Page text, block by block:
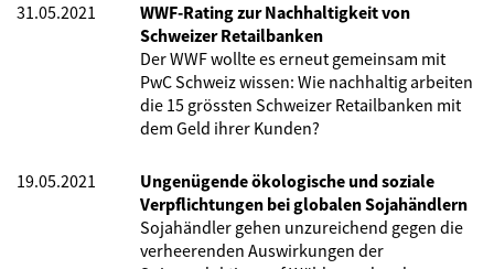
31.05.2021
WWF-Rating zur Nachhaltigkeit von
Schweizer Retailbanken
Der WWF wollte es erneut gemeinsam mit
PwC Schweiz wissen: Wie nachhaltig arbeiten
die 15 grössten Schweizer Retailbanken mit
dem Geld ihrer Kunden?
19.05.2021
Ungenügende ökologische und soziale
Verpflichtungen bei globalen Sojahändlern
Sojahändler gehen unzureichend gegen die
verheerenden Auswirkungen der